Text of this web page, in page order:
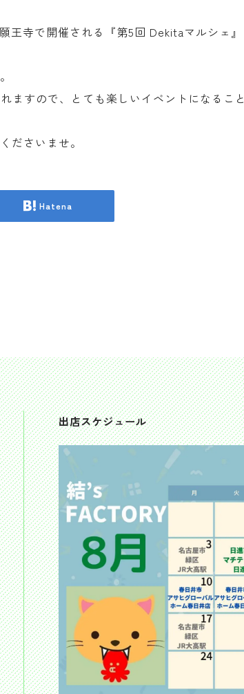
王寺で開催される『第5回 Dekitaマルシェ』
ますので、とても楽しいイベントになること
ださいませ。
Hatena
出店スケジュール